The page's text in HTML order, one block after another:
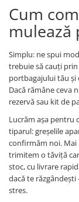
Cum
mulează
Simplu: ne spui
trebuie să cauți
portbagajului tău
Dacă rămâne ceva
rezervă sau kit de
Lucrăm așa pentru
tiparul: greșelile
confirmăm noi. Mai
trimitem o tăviță
stoc, cu livrare
dacă te
stres.